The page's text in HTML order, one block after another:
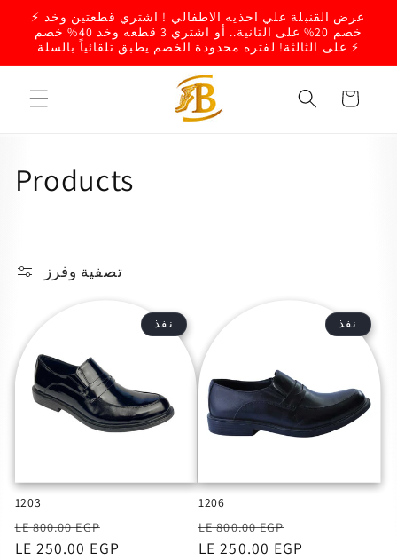
الى
المحتوى
⚡ عرض القنبلة علي احذيه الاطفالي ! اشتري قطعتين وخد
خصم 20% على التانية.. أو اشتري 3 قطعه وخد 40% خصم
على الثالثة! لفتره محدودة الخصم يطبق تلقائياً بالسلة ⚡
العربة
:
Products
تصفية وفرز
نفذ
1203
السعر
LE 800.00 EGP
بعدLE 250.00 EGP
نفذ
1206
السعر
LE 800.00 EGP
بعدLE 250.00 EGP